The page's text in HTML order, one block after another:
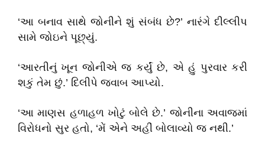
‘આ બનાવ સાથે જોનીને શું સંબંધ છે?’ નારંગે દીલ્લીપ
સામે જોઇને પૂછ્યું.
‘આરતીનું ખૂન જોનીએ જ કર્યું છે, એ હું પુરવાર કરી
શકું તેમ છું.’ દિલીપે જવાબ આપ્યો.
‘આ માણસ હળાહળ ખોટું બોલે છે.’ જોનીના અવાજમાં
વિરોધનો સુર હતો, ‘મેં એને અહીં બોલાવ્યો જ નથી.’